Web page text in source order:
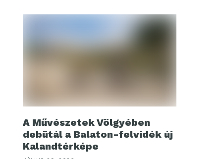
A Művészetek Völgyében
debütál a Balaton-felvidék új
Kalandtérképe